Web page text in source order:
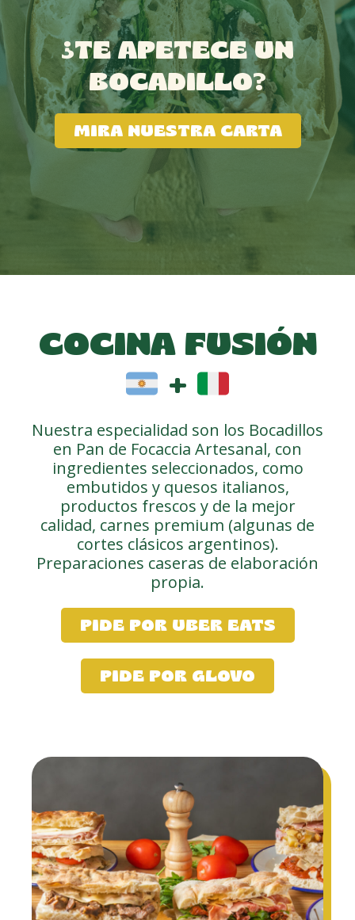
¿TE APETECE UN
BOCADILLO?
MIRA NUESTRA CARTA
COCINA FUSIÓN
+
Nuestra especialidad son los Bocadillos
en Pan de Focaccia Artesanal, con
ingredientes seleccionados, como
embutidos y quesos italianos,
productos frescos y de la mejor
calidad, carnes premium (algunas de
cortes clásicos argentinos).
Preparaciones caseras de elaboración
propia.
PIDE POR UBER EATS
PIDE POR GLOVO